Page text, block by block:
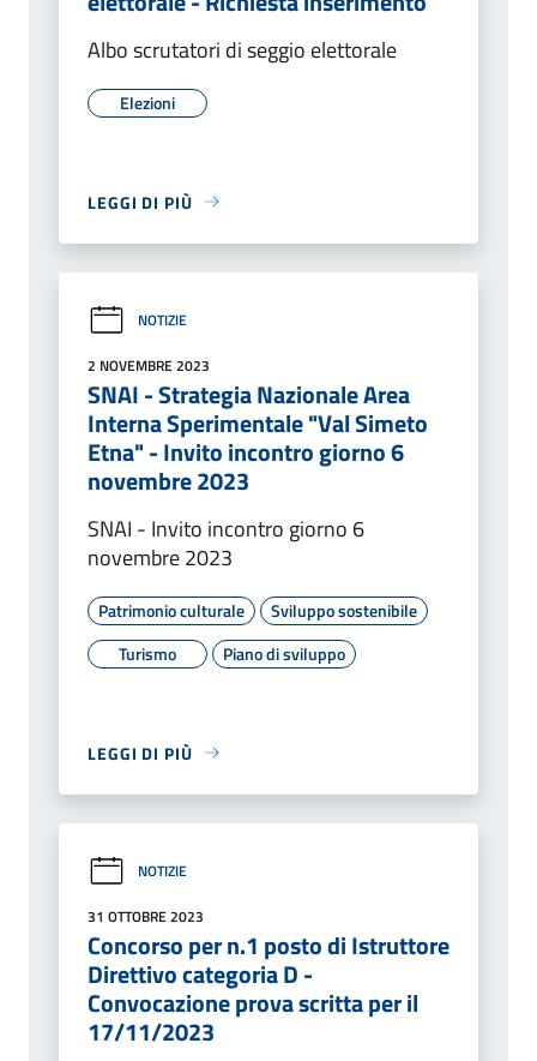
Albo scrutatori di seggio elettorale
Elezioni
LEGGI DI PIÙ
NOTIZIE
2 NOVEMBRE 2023
SNAI - Strategia Nazionale Area
Interna Sperimentale "Val Simeto
Etna" - Invito incontro giorno 6
novembre 2023
SNAI - Invito incontro giorno 6
novembre 2023
Patrimonio culturale
Sviluppo sostenibile
Turismo
Piano di sviluppo
LEGGI DI PIÙ
NOTIZIE
31 OTTOBRE 2023
Concorso per n.1 posto di Istruttore
Direttivo categoria D -
Convocazione prova scritta per il
17/11/2023